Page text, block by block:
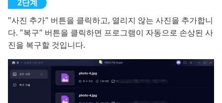
"사진 추가" 버튼을 클릭하고, 열리지 않는 사진을 추가합니
다. "복구" 버튼을 클릭하면 프로그램이 자동으로 손상된 사
진을 복구할 것입니다.